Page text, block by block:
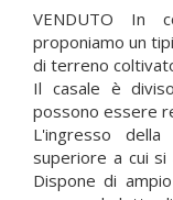
VENDUTO In
proponiamo un
di terreno
Il casale è
possono essere
L'ingresso
superiore a cui si
Dispone di